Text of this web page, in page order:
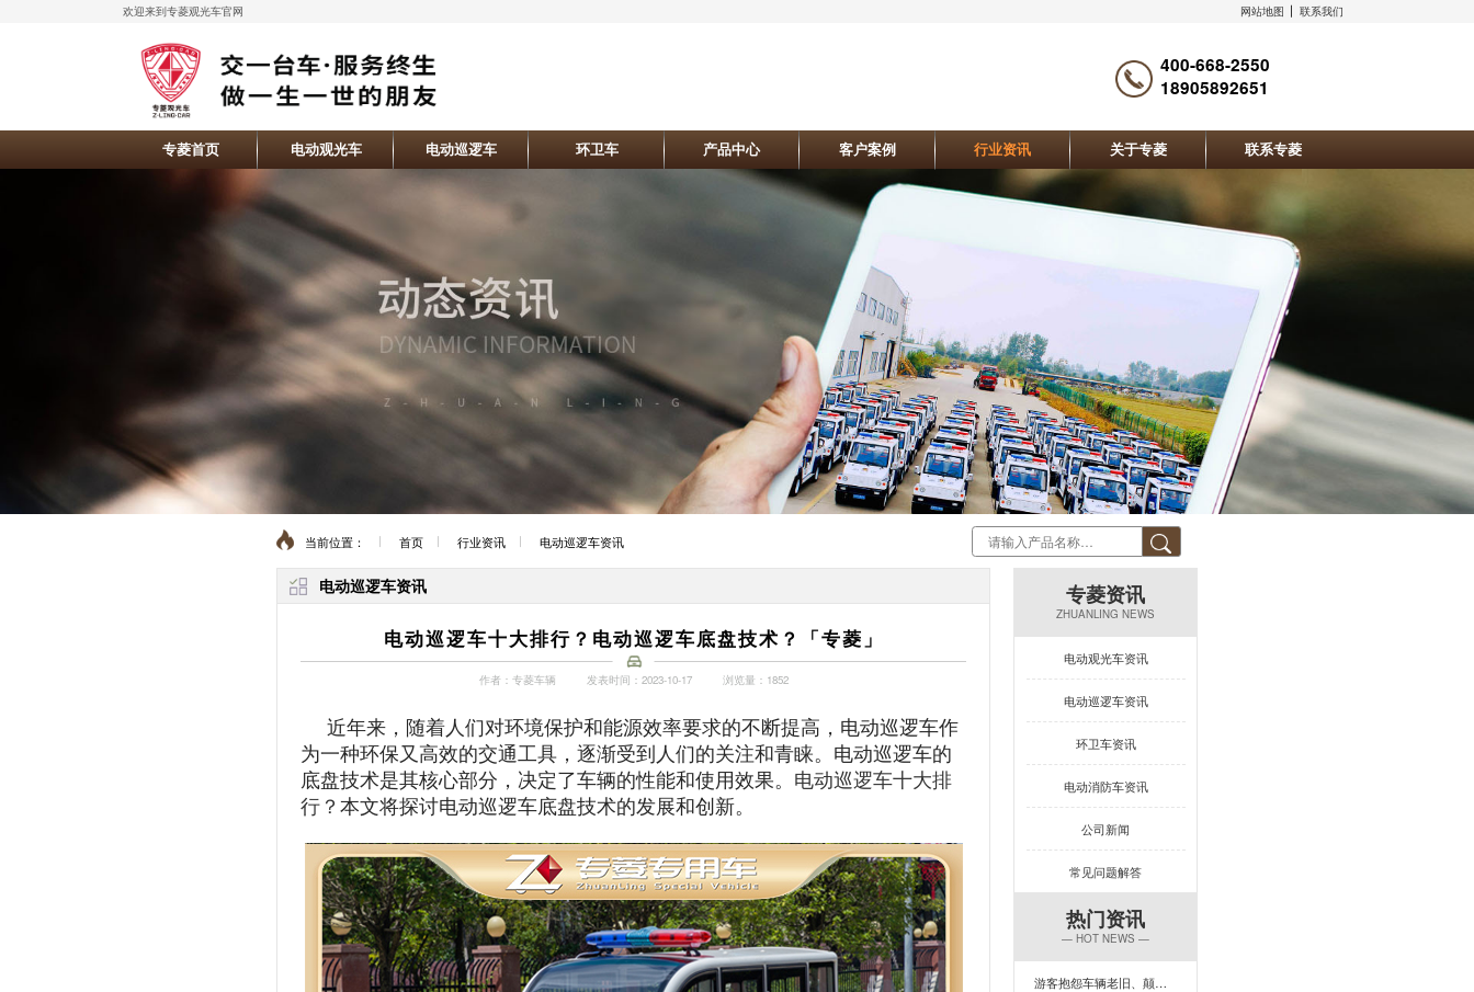
欢迎来到专菱观光车官网 网站地图 联系我们
400-668-2550
18905892651
专菱首页 电动观光车 电动巡逻车 环卫车 产品中心 客户案例 行业资讯 关于专菱 联系专菱
当前位置： 首页 行业资讯 电动巡逻车资讯
电动巡逻车资讯
电动巡逻车十大排行？电动巡逻车底盘技术？「专菱」
作者：专菱车辆 发表时间：2023-10-17 浏览量：1852
近年来，随着人们对环境保护和能源效率要求的不断提高，电动巡逻车作
为一种环保又高效的交通工具，逐渐受到人们的关注和青睐。电动巡逻车的
底盘技术是其核心部分，决定了车辆的性能和使用效果。 电动巡逻车十大排
行？ 本文将探讨电动巡逻车底盘技术的发展和创新。
专菱资讯
ZHUANLING NEWS
电动观光车资讯
电动巡逻车资讯
环卫车资讯
电动消防车资讯
公司新闻
常见问题解答
热门资讯
— HOT NEWS —
游客抱怨车辆老旧、颠簸？一台让景区复购率飙升的观光车来了！